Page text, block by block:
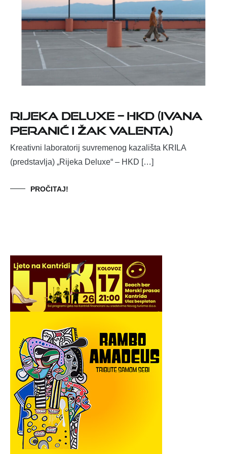
Rijeka Deluxe – HKD (Ivana
Peranić i Žak Valenta)
Kreativni laboratorij suvremenog kazališta KRILA
(predstavlja) „Rijeka Deluxe“ – HKD […]
PROČITAJ!